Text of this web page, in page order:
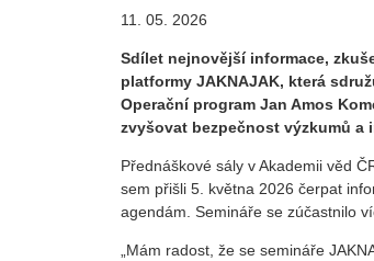
11. 05. 2026
Sdílet nejnovější informace,
platformy JAKNAJAK, která
Operační program Jan Amos
zvyšovat bezpečnost výzkumů
Přednáškové sály v Akademii věd
sem přišli 5. května 2026 čerpat
agendám. Semináře se zúčastnilo
„Mám radost, že se semináře